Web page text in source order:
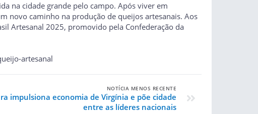
na cidade grande pelo campo. Após viver em
novo caminho na produção de queijos artesanais. Aos
Artesanal 2025, promovido pela Confederação da
artesanal
NOTÍCIA MENOS RECENTE
impulsiona economia de Virgínia e põe cidade
entre as líderes nacionais